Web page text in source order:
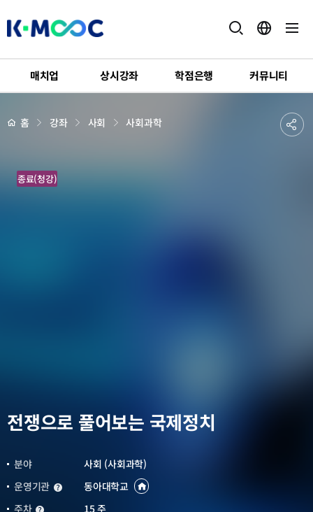
K-
매치업 상시강좌 학점은행 커뮤니티
강
세하
위 홈 강좌 사회 사회과학
공
전
쟁
종료(청강)
전쟁으로 풀어보는 국제정치
분야
사회 (사회과학)
운영기관 운영기관동아대학교
운영기관
바로가기
주차 주차
15 주